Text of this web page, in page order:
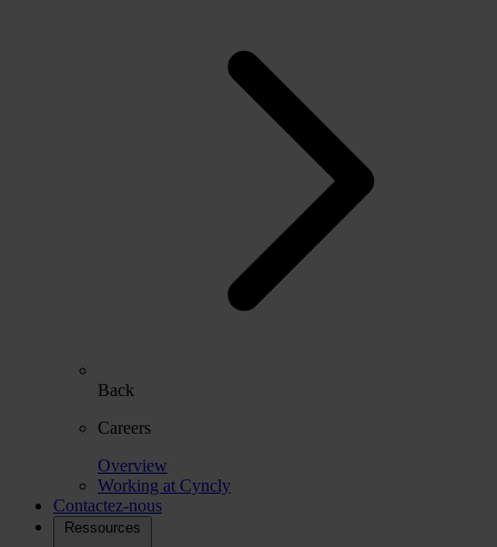
Back
Careers
Overview
Working at Cyncly
Contactez-nous
Ressources